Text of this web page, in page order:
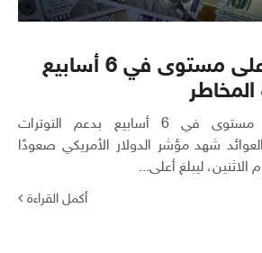
يقفز الدولار لأعلى مستوى في 6 أسابيع
الدولار يسجل أعلى مستوى في 6 أسابيع بدعم التوترات
شهد مؤشر الدولار الأمريكي صعودًا
الاثنين، ليبلغ أعلى...
أكمل القراءة